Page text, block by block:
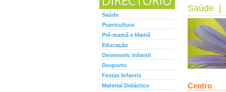
Saúde
Puericultura
Pré-mamã e Mamã
Educação
Desenvolv. Infantil
Desporto
Festas Infantis
Material Didáctico
Saúde
Centro